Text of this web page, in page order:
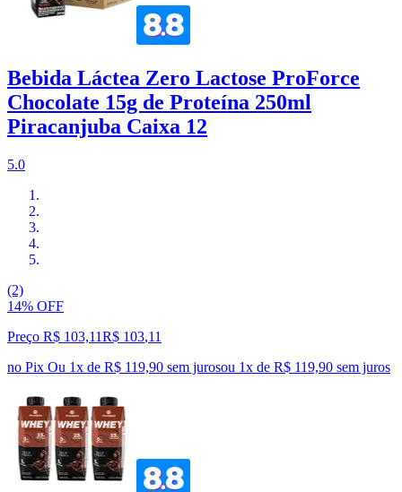
Bebida Láctea Zero Lactose ProForce
Chocolate 15g de Proteína 250ml
Piracanjuba Caixa 12
5.0
(2)
14% OFF
Preço R$ 103,11R$ 103,11
no Pix Ou 1x de R$ 119,90 sem jurosou 1x de R$ 119,90 sem juros